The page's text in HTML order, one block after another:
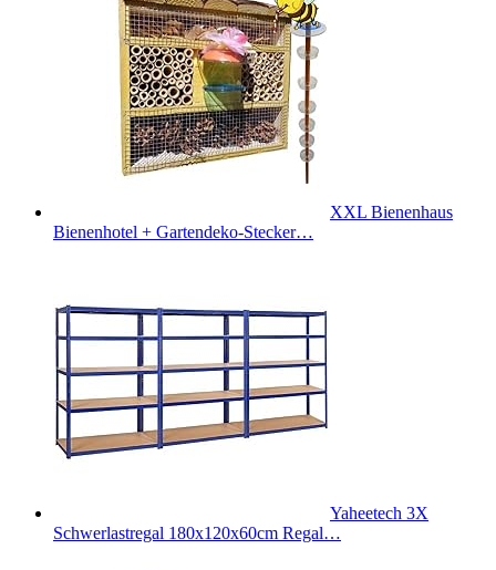
XXL Bienenhaus
Bienenhotel + Gartendeko-Stecker…
Yaheetech 3X
Schwerlastregal 180x120x60cm Regal…